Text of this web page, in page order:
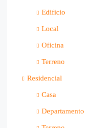
Edificio
Local
Oficina
Terreno
Residencial
Casa
Departamento